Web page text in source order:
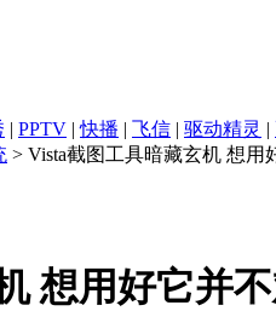
| PPTV |快播 | 飞信 | 驱动精灵 |
> Vista截图工具暗藏玄机 想用
想用好它并